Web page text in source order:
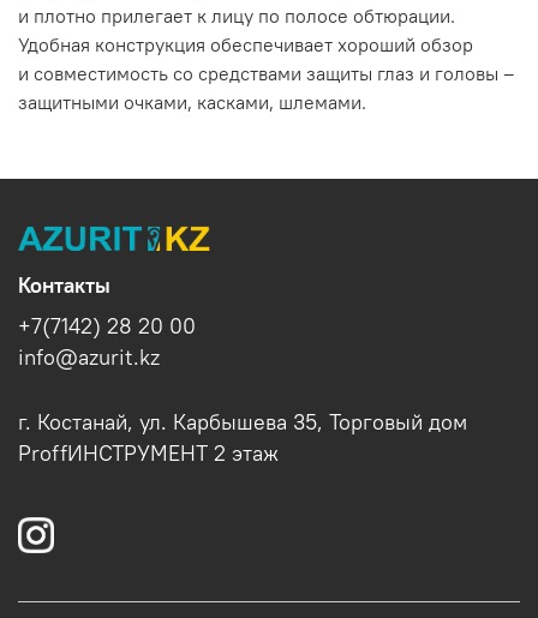
и плотно прилегает к лицу по полосе обтюрации.
Удобная конструкция обеспечивает хороший обзор
и совместимость со средствами защиты глаз и головы –
защитными очками, касками, шлемами.
Контакты
+7(7142) 28 20 00
info@azurit.kz
г. Костанай, ул. Карбышева 35, Торговый дом
ProffИНСТРУМЕНТ 2 этаж